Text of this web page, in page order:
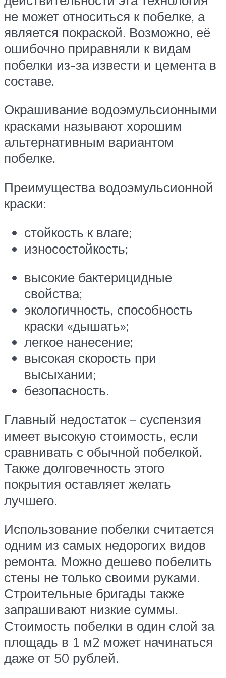
не может относиться к побелке, а
является покраской. Возможно, её
ошибочно приравняли к видам
побелки из-за извести и цемента в
составе.
Окрашивание водоэмульсионными
красками называют хорошим
альтернативным вариантом
побелке.
Преимущества водоэмульсионной
краски:
стойкость к влаге;
износостойкость;
высокие бактерицидные
свойства;
экологичность, способность
краски «дышать»;
легкое нанесение;
высокая скорость при
высыхании;
безопасность.
Главный недостаток – суспензия
имеет высокую стоимость, если
сравнивать с обычной побелкой.
Также долговечность этого
покрытия оставляет желать
лучшего.
Использование побелки считается
одним из самых недорогих видов
ремонта. Можно дешево побелить
стены не только своими руками.
Строительные бригады также
запрашивают низкие суммы.
Стоимость побелки в один слой за
площадь в 1 м2 может начинаться
даже от 50 рублей.